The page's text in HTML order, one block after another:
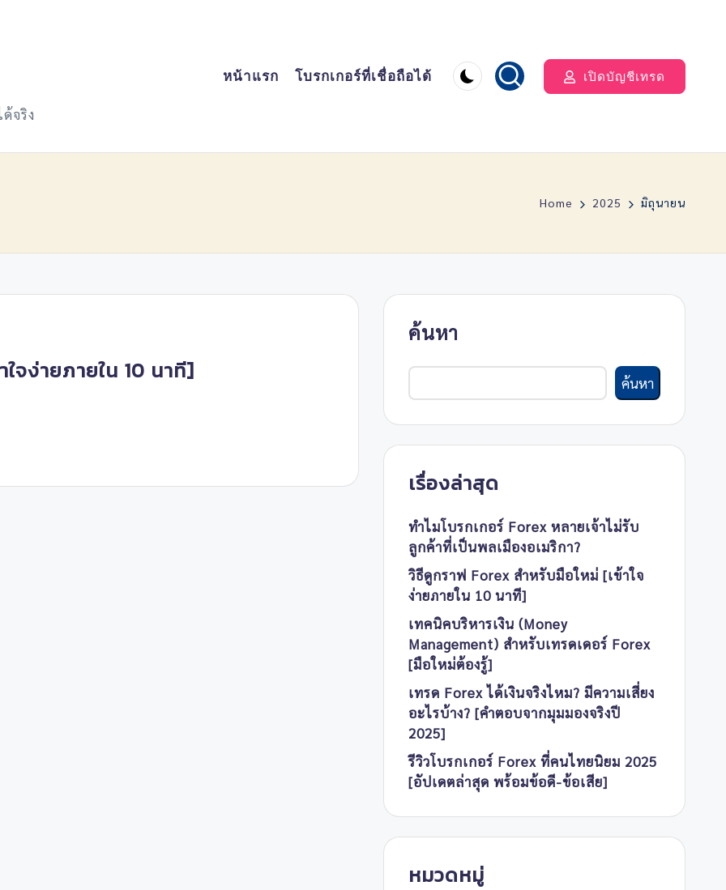
จริง
หน้าแรก โบรกเกอร์ที่เชื่อถือได้ เปิดบัญชีเทรด
Home 2025 มิถุนายน
จง่ายภายใน 10 นาที]
ค้นหา
ค้นหา
เรื่องล่าสุด
ทำไมโบรกเกอร์ Forex หลายเจ้าไม่รับ
ลูกค้าที่เป็นพลเมืองอเมริกา?
วิธีดูกราฟ Forex สำหรับมือใหม่ [เข้าใจ
ง่ายภายใน 10 นาที]
เทคนิคบริหารเงิน (Money
Management) สำหรับเทรดเดอร์ Forex
[มือใหม่ต้องรู้]
เทรด Forex ได้เงินจริงไหม? มีความเสี่ยง
อะไรบ้าง? [คำตอบจากมุมมองจริงปี
2025]
รีวิวโบรกเกอร์ Forex ที่คนไทยนิยม 2025
[อัปเดตล่าสุด พร้อมข้อดี-ข้อเสีย]
หมวดหมู่